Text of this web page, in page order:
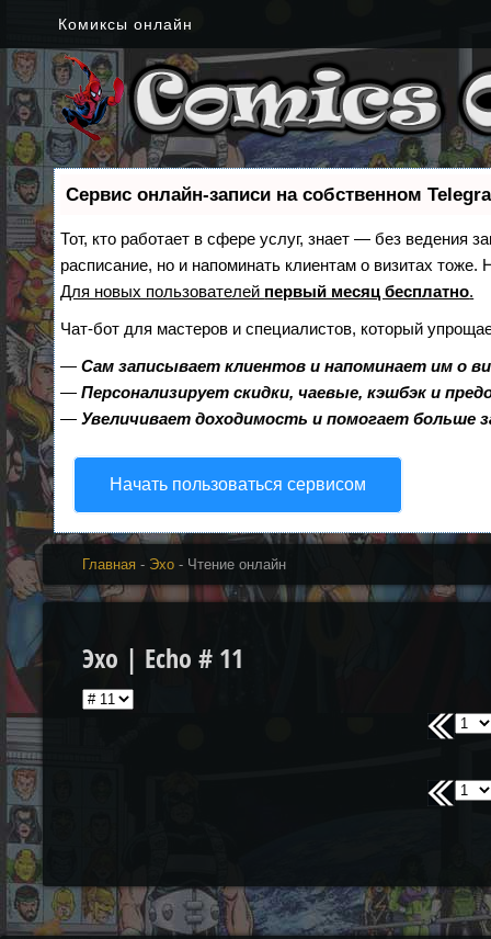
Комиксы онлайн
Сервис онлайн-записи на собственном
Тот, кто работает в сфере услуг, знает — без ведения
расписание, но и напоминать клиентам о визитах
Для новых пользователей первый месяц бесплатно.
Чат-бот для мастеров и специалистов, который
—Сам записывает клиентов и напоминает им о
—Персонализирует скидки, чаевые, кэшбэк и
—Увеличивает доходимость и помогает больше
Начать пользоваться сервисом
Главная - Эхо - Чтение онлайн
Эхо | Echo # 11